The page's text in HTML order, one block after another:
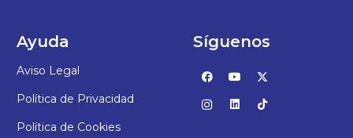
Ayuda
Aviso Legal
Política de Privacidad
Política de Cookies
Síguenos